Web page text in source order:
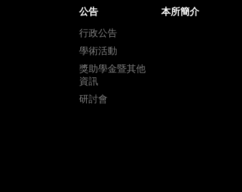
公告
行政公告
學術活動
獎助學金暨其他
資訊
研討會
本所簡介